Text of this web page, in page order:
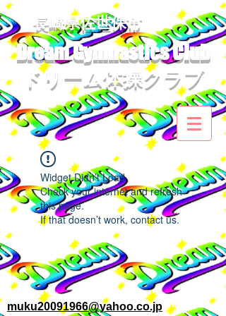
​長崎県佐世保市
Dream Gymnastics Club
ドリーム体操クラブ​
Widget Didn’t Load
Check your internet and refresh
this page.
If that doesn’t work, contact us.
muku20091966@yahoo.co.jp